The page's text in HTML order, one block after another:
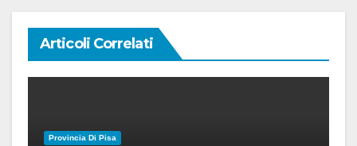
Articoli Correlati
Provincia Di Pisa